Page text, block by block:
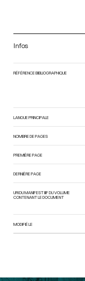
Infos
RÉFÉRENCE BIBLIOGRAPHIQUE
LANGUE PRINCIPALE
NOMBRE DE PAGES
PREMIÈRE PAGE
DERNIÈRE PAGE
URI DU MANIFEST IIIF DU VOLUME
CONTENANT LE DOCUMENT
MODIFIÉ LE